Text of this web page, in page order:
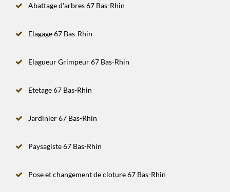
Abattage d'arbres 67 Bas-Rhin
Elagage 67 Bas-Rhin
Elagueur Grimpeur 67 Bas-Rhin
Etetage 67 Bas-Rhin
Jardinier 67 Bas-Rhin
Paysagiste 67 Bas-Rhin
Pose et changement de cloture 67 Bas-Rhin